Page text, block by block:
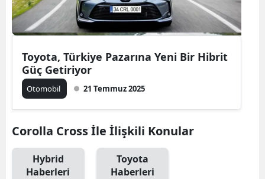
Toyota, Türkiye Pazarına Yeni Bir Hibrit
Güç Getiriyor
Otomobil 21 Temmuz 2025
Corolla Cross İle İlişkili Konular
Hybrid
Haberleri
Toyota
Haberleri